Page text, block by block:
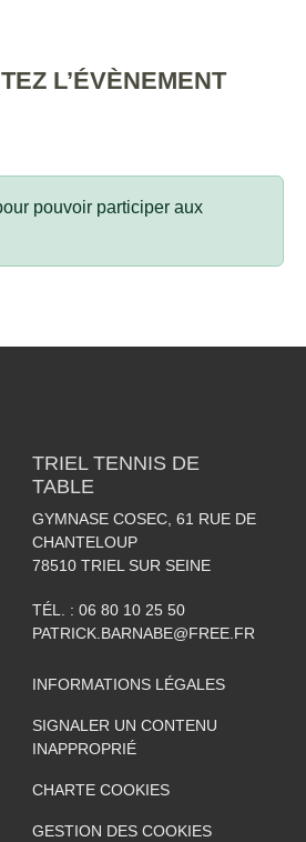
L’ÉVÈNEMENT
pouvoir participer aux
TRIEL TENNIS DE
TABLE
GYMNASE COSEC, 61 RUE DE
CHANTELOUP
78510 TRIEL SUR SEINE
TÉL. : 06 80 10 25 50
PATRICK.BARNABE@FREE.FR
INFORMATIONS LÉGALES
SIGNALER UN CONTENU
INAPPROPRIÉ
CHARTE COOKIES
GESTION DES COOKIES